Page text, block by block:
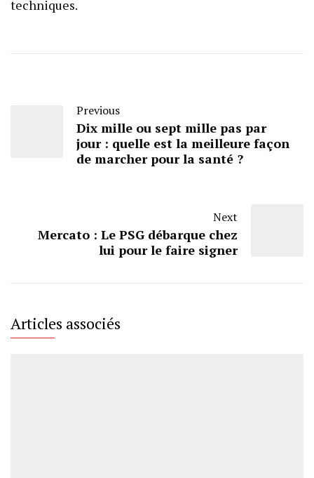
techniques.
Previous
Dix mille ou sept mille pas par
jour : quelle est la meilleure façon
de marcher pour la santé ?
Next
Mercato : Le PSG débarque chez
lui pour le faire signer
Articles associés